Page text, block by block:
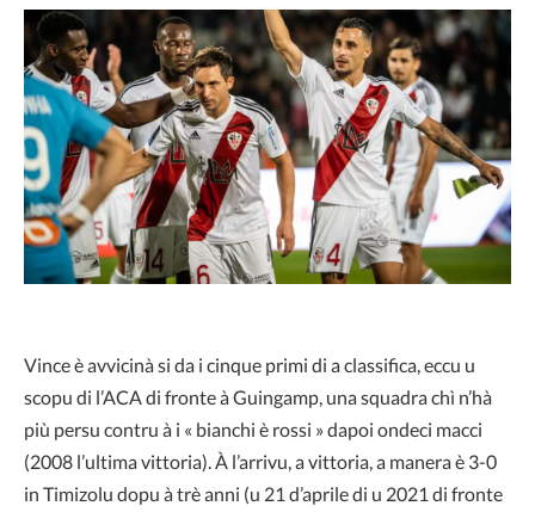
Vince è avvicinà si da i cinque primi di a classifica, eccu u
scopu di l’ACA di fronte à Guingamp, una squadra chì n’hà
più persu contru à i « bianchi è rossi » dapoi ondeci macci
(2008 l’ultima vittoria). À l’arrivu, a vittoria, a manera è 3-0
in Timizolu dopu à trè anni (u 21 d’aprile di u 2021 di fronte